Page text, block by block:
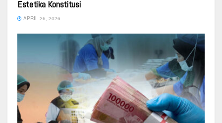
Estetika Konstitusi
APRIL 26, 2026